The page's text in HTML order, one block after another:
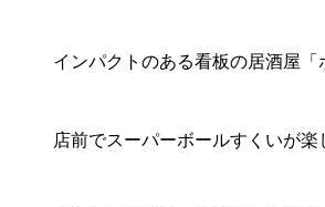
インパクトのある看板の居酒屋「
店前でスーパーボールすくいが楽